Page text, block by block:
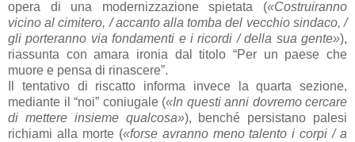
opera di una modernizzazione spietata («Costruiranno
vicino al cimitero, / accanto alla tomba del vecchio sindaco, /
gli porteranno via fondamenti e i ricordi / della sua gente»),
riassunta con amara ironia dal titolo “Per un paese che
muore e pensa di rinascere”.
Il tentativo di riscatto informa invece la quarta sezione,
mediante il “noi” coniugale («In questi anni dovremo cercare
di mettere insieme qualcosa»), benché persistano palesi
richiami alla morte («forse avranno meno talento i corpi / a